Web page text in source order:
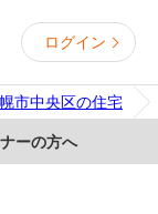
ログイン
市中央区の住宅
ーの方へ